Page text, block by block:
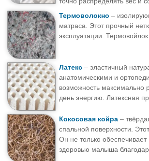
Термоволокно –
матраса. Этот прочный
эксплуатации.
Латекс – эластичный
анатомическими и
возможность максимально
день энергию. Латексная
Кокосовая койра –
спальной поверхности.
Он не только
здоровью малыша